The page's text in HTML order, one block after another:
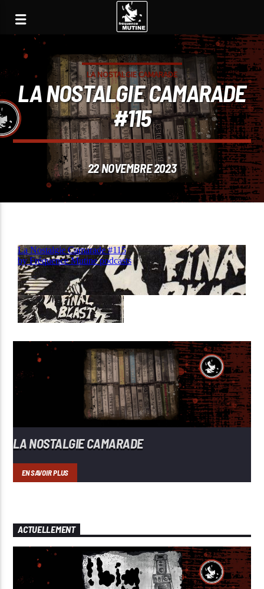
LA NOSTALGIE CAMARADE
LA NOSTALGIE CAMARADE
#115
22 NOVEMBRE 2023
LA NOSTALGIE CAMARADE
EN SAVOIR PLUS
ACTUELLEMENT